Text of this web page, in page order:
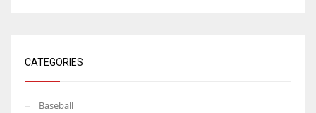
CATEGORIES
Baseball